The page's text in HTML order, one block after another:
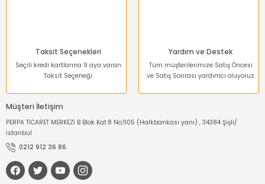
Taksit Seçenekleri
Seçili kredi kartlarına 9 aya varan
Taksit Seçeneği
Yardım ve Destek
Tüm müşterilerimize Satış Öncesi
ve Satış Sonrası yardımcı oluyoruz
Müşteri İletişim
PERPA TİCARET MERKEZİ B Blok Kat:8 No:1105 (Halkbankası yanı) , 34384 Şişli/
İstanbul
0212 912 36 86